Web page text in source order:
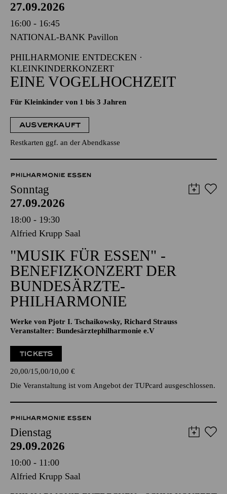
27.09.2026
16:00 - 16:45
NATIONAL-BANK Pavillon
PHILHARMONIE ENTDECKEN ·
KLEINKINDERKONZERT
EINE VOGELHOCHZEIT
Für Kleinkinder von 1 bis 3 Jahren
AUSVERKAUFT
Restkarten ggf. an der Abendkasse
PHILHARMONIE ESSEN
Sonntag
27.09.2026
18:00 - 19:30
Alfried Krupp Saal
"MUSIK FÜR ESSEN" -
BENEFIZ­KONZERT DER
BUNDES­ÄRZTE­
PHILHARMONIE
Werke von Pjotr I. Tschaikowsky, Richard Strauss
Veranstalter: Bundesärztephilharmonie e.V
TICKETS
20,00 15,00 10,00 €
Die Veranstaltung ist vom Angebot der TUPcard ausgeschlossen.
PHILHARMONIE ESSEN
Dienstag
29.09.2026
10:00 - 11:00
Alfried Krupp Saal